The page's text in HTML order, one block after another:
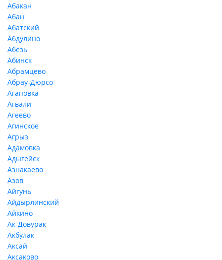
Абакан
Абан
Абатский
Абдулино
Абезь
Абинск
Абрамцево
Абрау-Дюрсо
Агаповка
Агвали
Агеево
Агинское
Агрыз
Адамовка
Адыгейск
Азнакаево
Азов
Айгунь
Айдырлинский
Айкино
Ак-Довурак
Акбулак
Аксай
Аксаково